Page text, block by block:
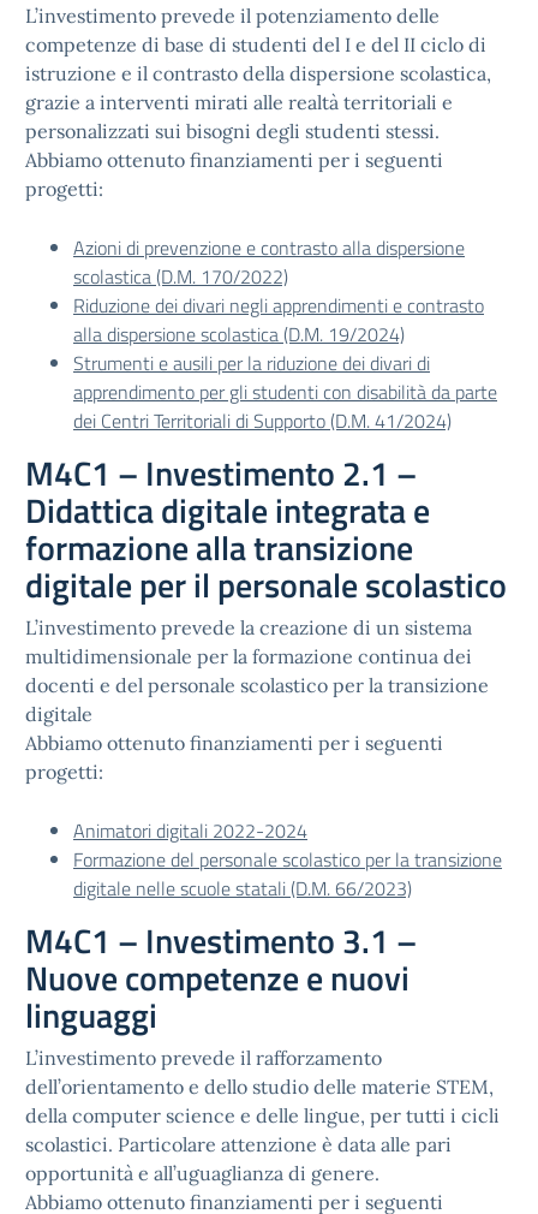
L’investimento prevede il potenziamento delle
competenze di base di studenti del I e del II ciclo di
istruzione e il contrasto della dispersione scolastica,
grazie a interventi mirati alle realtà territoriali e
personalizzati sui bisogni degli studenti stessi.
Abbiamo ottenuto finanziamenti per i seguenti
progetti:
Azioni di prevenzione e contrasto alla dispersione
scolastica (D.M. 170/2022)
Riduzione dei divari negli apprendimenti e contrasto
alla dispersione scolastica (D.M. 19/2024)
Strumenti e ausili per la riduzione dei divari di
apprendimento per gli studenti con disabilità da parte
dei Centri Territoriali di Supporto (D.M. 41/2024)
M4C1 – Investimento 2.1 –
Didattica digitale integrata e
formazione alla transizione
digitale per il personale scolastico
L’investimento prevede la creazione di un sistema
multidimensionale per la formazione continua dei
docenti e del personale scolastico per la transizione
digitale
Abbiamo ottenuto finanziamenti per i seguenti
progetti:
Animatori digitali 2022-2024
Formazione del personale scolastico per la transizione
digitale nelle scuole statali (D.M. 66/2023)
M4C1 – Investimento 3.1 –
Nuove competenze e nuovi
linguaggi
L’investimento prevede il rafforzamento
dell’orientamento e dello studio delle materie STEM,
della computer science e delle lingue, per tutti i cicli
scolastici. Particolare attenzione è data alle pari
opportunità e all’uguaglianza di genere.
Abbiamo ottenuto finanziamenti per i seguenti